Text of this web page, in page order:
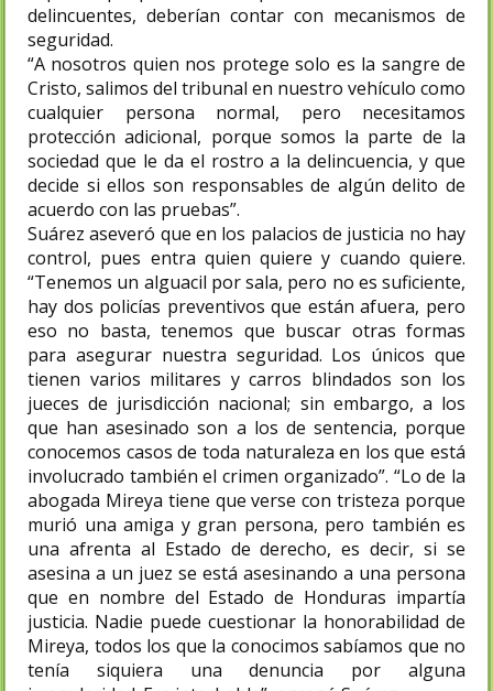
delincuentes, deberían contar con mecanismos de
seguridad.
“A nosotros quien nos protege solo es la sangre de
Cristo, salimos del tribunal en nuestro vehículo como
cualquier persona normal, pero necesitamos
protección adicional, porque somos la parte de la
sociedad que le da el rostro a la delincuencia, y que
decide si ellos son responsables de algún delito de
acuerdo con las pruebas”.
Suárez aseveró que en los palacios de justicia no hay
control, pues entra quien quiere y cuando quiere.
“Tenemos un alguacil por sala, pero no es suficiente,
hay dos policías preventivos que están afuera, pero
eso no basta, tenemos que buscar otras formas
para asegurar nuestra seguridad. Los únicos que
tienen varios militares y carros blindados son los
jueces de jurisdicción nacional; sin embargo, a los
que han asesinado son a los de sentencia, porque
conocemos casos de toda naturaleza en los que está
involucrado también el crimen organizado”. “Lo de la
abogada Mireya tiene que verse con tristeza porque
murió una amiga y gran persona, pero también es
una afrenta al Estado de derecho, es decir, si se
asesina a un juez se está asesinando a una persona
que en nombre del Estado de Honduras impartía
justicia. Nadie puede cuestionar la honorabilidad de
Mireya, todos los que la conocimos sabíamos que no
tenía siquiera una denuncia por alguna